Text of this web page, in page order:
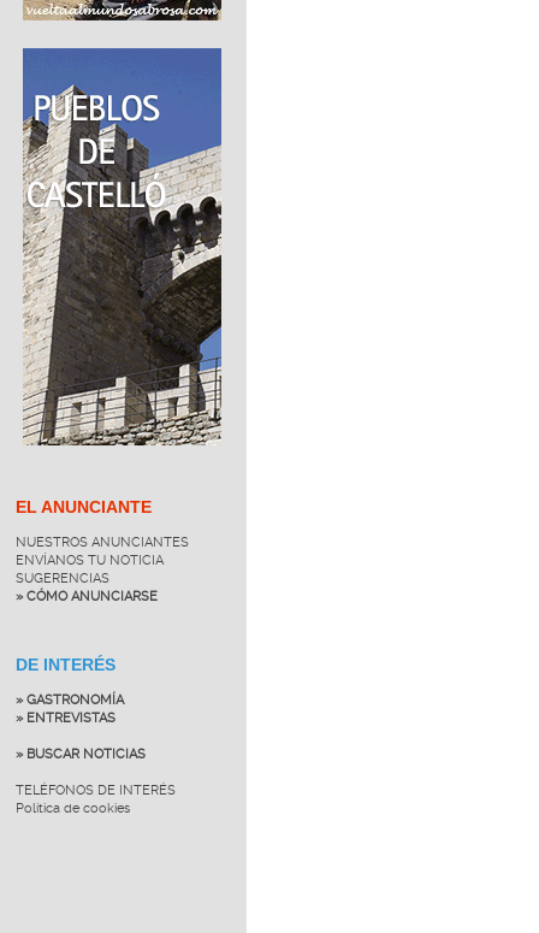
EL ANUNCIANTE
NUESTROS ANUNCIANTES
ENVÍANOS TU NOTICIA
SUGERENCIAS
» CÓMO ANUNCIARSE
DE INTERÉS
» GASTRONOMÍA
» ENTREVISTAS
» BUSCAR NOTICIAS
TELÉFONOS DE INTERÉS
Política de cookies